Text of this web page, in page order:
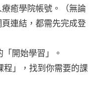
癒學院帳號。（無論
連結，都需先完成登
開始學習」。
程」，找到你需要的課